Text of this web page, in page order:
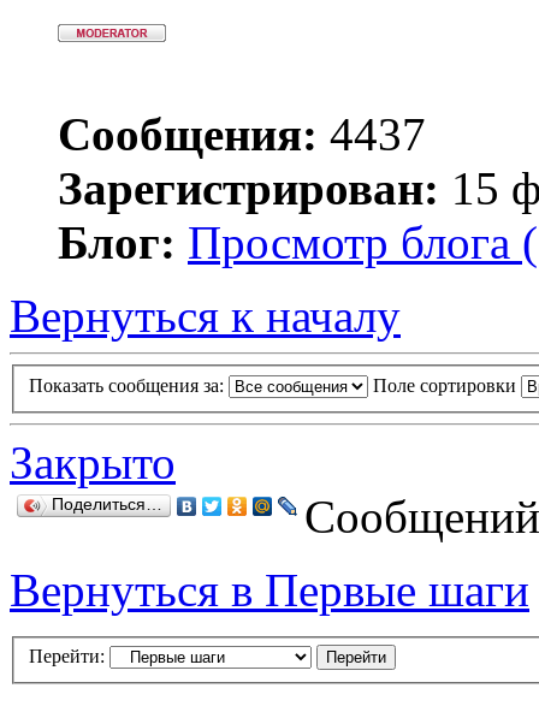
Сообщения: 4437
Зарегистрирован: 15
Блог: Просмотр блога
Вернуться к началу
Показать сообщения за: Поле сортировки
Закрыто
Поделиться…
Вернуться в Первые шаги
Перейти: